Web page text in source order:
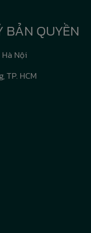
BẢN QUYỀN
Nội
TP. HCM